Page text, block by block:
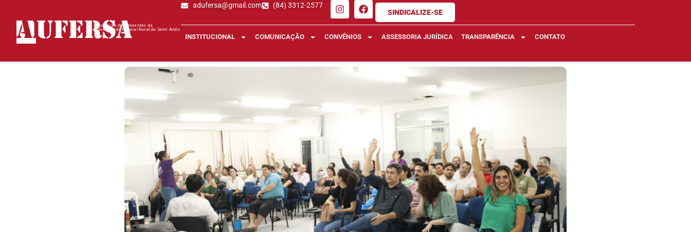
ADUFERSA
Associação dos Docentes da
Universidade Federal Rural do Semi-Árido
adufersa@gmail.com
(84) 3312-2577
SINDICALIZE-SE
INSTITUCIONAL COMUNICAÇÃO CONVÊNIOS ASSESSORIA JURÍDICA TRANSPARÊNCIA CONTATO